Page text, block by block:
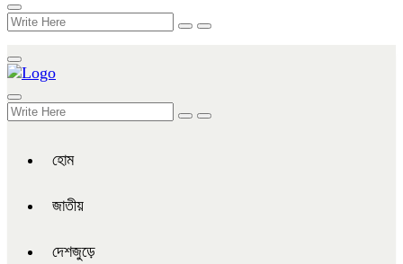
হোম
জাতীয়
দেশজুড়ে